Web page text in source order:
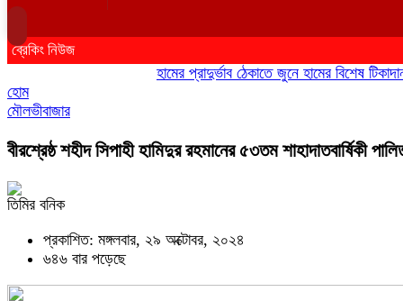
ব্রেকিং নিউজ
হামের প্রাদুর্ভাব ঠেকাতে জুনে হামের বিশেষ টিকাদান;
হোম
মৌলভীবাজার
বীরশ্রেষ্ঠ শহীদ সিপাহী হামিদুর রহমানের ৫৩তম শাহাদাতবার্ষিকী
তিমির বনিক
প্রকাশিত: মঙ্গলবার, ২৯ অক্টোবর, ২০২৪
৬৪৬ বার পড়েছে